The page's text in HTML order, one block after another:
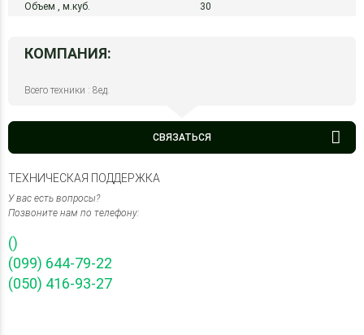
Объем , м.куб. 30
КОМПАНИЯ:
Всего техники : 8ед.
СВЯЗАТЬСЯ
ТЕХНИЧЕСКАЯ ПОДДЕРЖКА
У вас есть вопросы?
Позвоните нам по телефону:
()
(099) 644-79-22
(050) 416-93-27